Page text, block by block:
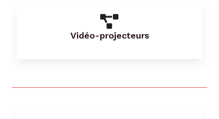
Vidéo-projecteurs